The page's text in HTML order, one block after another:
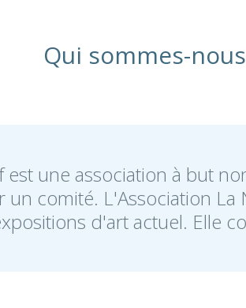
Qui sommes-
est une association à but
comité. L'Association
d'art actuel. Elle